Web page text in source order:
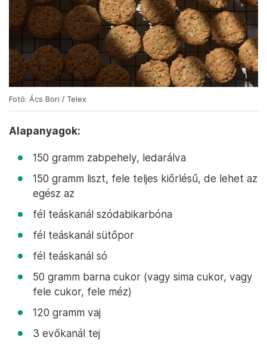
Fotó: Ács Bori / Telex
Alapanyagok:
150 gramm zabpehely, ledarálva
150 gramm liszt, fele teljes kiőrlésű, de lehet az
egész az
fél teáskanál szódabikarbóna
fél teáskanál sütőpor
fél teáskanál só
50 gramm barna cukor (vagy sima cukor, vagy
fele cukor, fele méz)
120 gramm vaj
3 evőkanál tej